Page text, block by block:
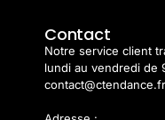
Contact
Notre service client
lundi au vendredi de